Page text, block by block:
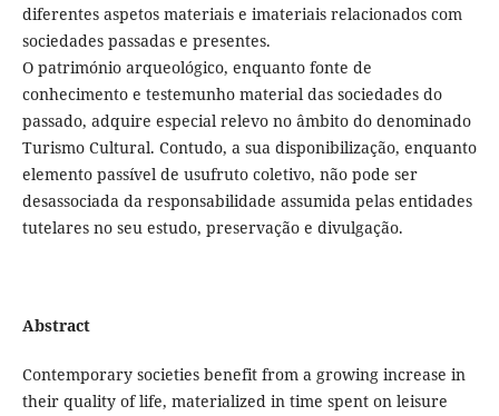
diferentes aspetos materiais e imateriais relacionados com
sociedades passadas e presentes.
O património arqueológico, enquanto fonte de
conhecimento e testemunho material das sociedades do
passado, adquire especial relevo no âmbito do denominado
Turismo Cultural. Contudo, a sua disponibilização, enquanto
elemento passível de usufruto coletivo, não pode ser
desassociada da responsabilidade assumida pelas entidades
tutelares no seu estudo, preservação e divulgação.
Abstract
Contemporary societies benefit from a growing increase in
their quality of life, materialized in time spent on leisure